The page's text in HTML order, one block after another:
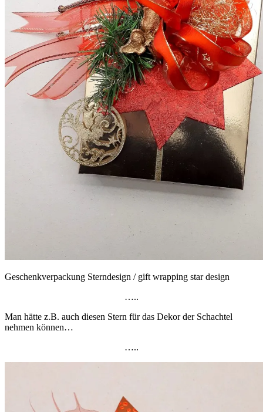
Geschenkverpackung Sterndesign / gift wrapping star design
…..
Man hätte z.B. auch diesen Stern für das Dekor der Schachtel
nehmen können…
…..